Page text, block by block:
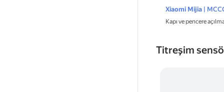
Xiaomi Mijia|
Kapı ve pencere
Titreşim